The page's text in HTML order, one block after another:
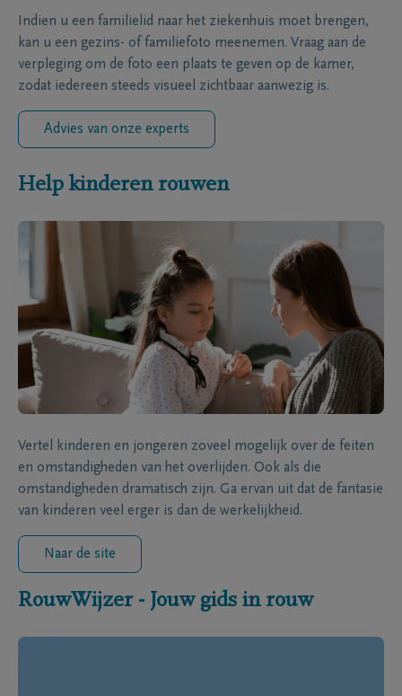
Indien u een familielid naar het ziekenhuis moet brengen,
kan u een gezins- of familiefoto meenemen. Vraag aan de
verpleging om de foto een plaats te geven op de kamer,
zodat iedereen steeds visueel zichtbaar aanwezig is.
Advies van onze experts
Help kinderen rouwen
Vertel kinderen en jongeren zoveel mogelijk over de feiten
en omstandigheden van het overlijden. Ook als die
omstandigheden dramatisch zijn. Ga ervan uit dat de fantasie
van kinderen veel erger is dan de werkelijkheid.
Naar de site
RouwWijzer - Jouw gids in rouw